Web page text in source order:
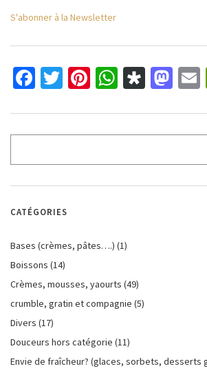
S'abonner à la Newsletter
Facebook
Twitter
Pinterest
CATÉGORIES
Bases (crèmes, pâtes….) (1)
Boissons (14)
Crèmes, mousses, yaourts (49)
crumble, gratin et compagnie (5)
Divers (17)
Douceurs hors catégorie (11)
Envie de fraîcheur? (glaces, sorbets, desserts